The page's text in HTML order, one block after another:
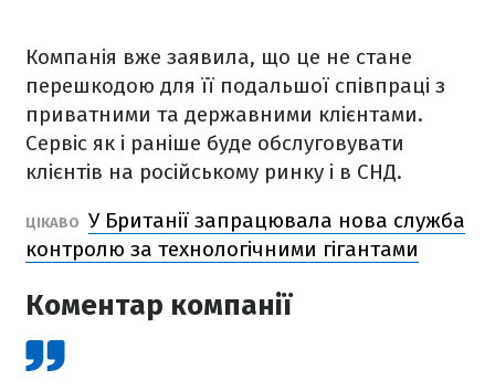
Компанія вже заявила, що це не стане
перешкодою для її подальшої співпраці з
приватними та державними клієнтами.
Сервіс як і раніше буде обслуговувати
клієнтів на російському ринку і в СНД.
ЦІКАВО У Британії запрацювала нова служба
контролю за технологічними гігантами
Коментар компанії